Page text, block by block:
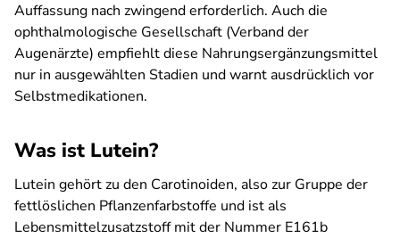
Auffassung nach zwingend erforderlich. Auch die
ophthalmologische Gesellschaft (Verband der
Augenärzte) empfiehlt diese Nahrungsergänzungsmittel
nur in ausgewählten Stadien und warnt ausdrücklich vor
Selbstmedikationen.
Was ist Lutein?
Lutein gehört zu den Carotinoiden, also zur Gruppe der
fettlöslichen Pflanzenfarbstoffe und ist als
Lebensmittelzusatzstoff mit der Nummer E161b